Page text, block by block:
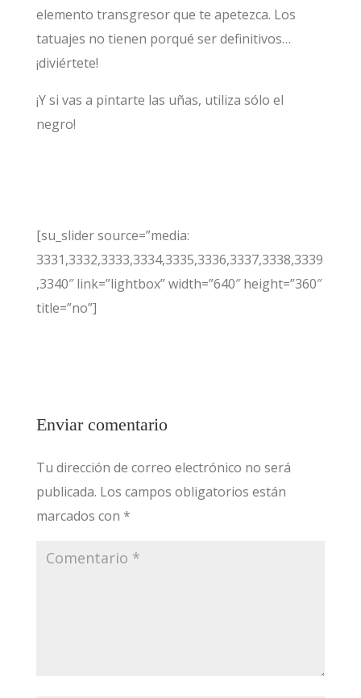
elemento transgresor que te apetezca. Los
tatuajes no tienen porqué ser definitivos…
¡diviértete!
¡Y si vas a pintarte las uñas, utiliza sólo el
negro!
[su_slider source=”media:
3331,3332,3333,3334,3335,3336,3337,3338,3339
,3340″ link=”lightbox” width=”640″ height=”360″
title=”no”]
Enviar comentario
Tu dirección de correo electrónico no será
publicada. Los campos obligatorios están
marcados con *